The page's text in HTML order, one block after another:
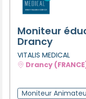
Moniteur
Drancy
VITALIS MEDICAL
Drancy
Moniteur